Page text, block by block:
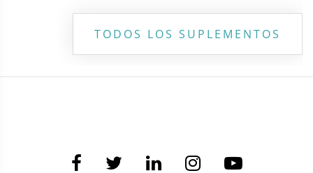
TODOS LOS SUPLEMENTOS